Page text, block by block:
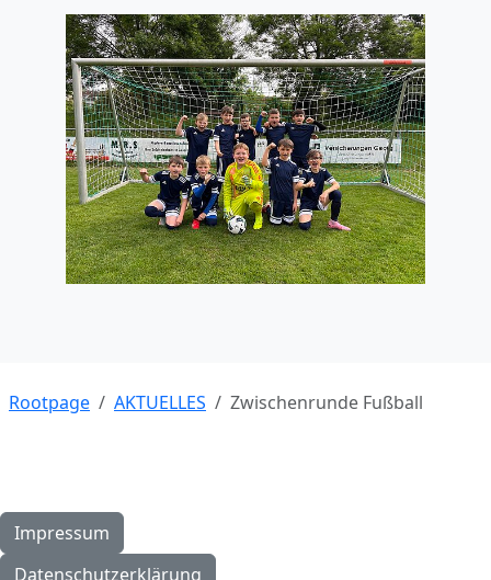
Rootpage AKTUELLES Zwischenrunde Fußball
Impressum
Datenschutzerklärung